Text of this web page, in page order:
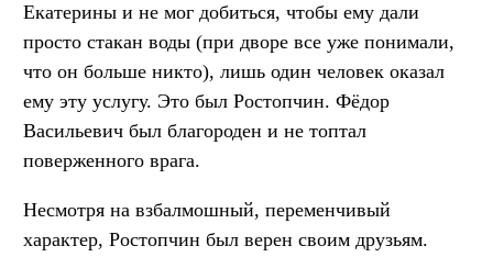
Екатерины и не мог добиться, чтобы ему дали
просто стакан воды (при дворе все уже понимали,
что он больше никто), лишь один человек оказал
ему эту услугу. Это был Ростопчин. Фёдор
Васильевич был благороден и не топтал
поверженного врага.
Несмотря на взбалмошный, переменчивый
характер, Ростопчин был верен своим друзьям.